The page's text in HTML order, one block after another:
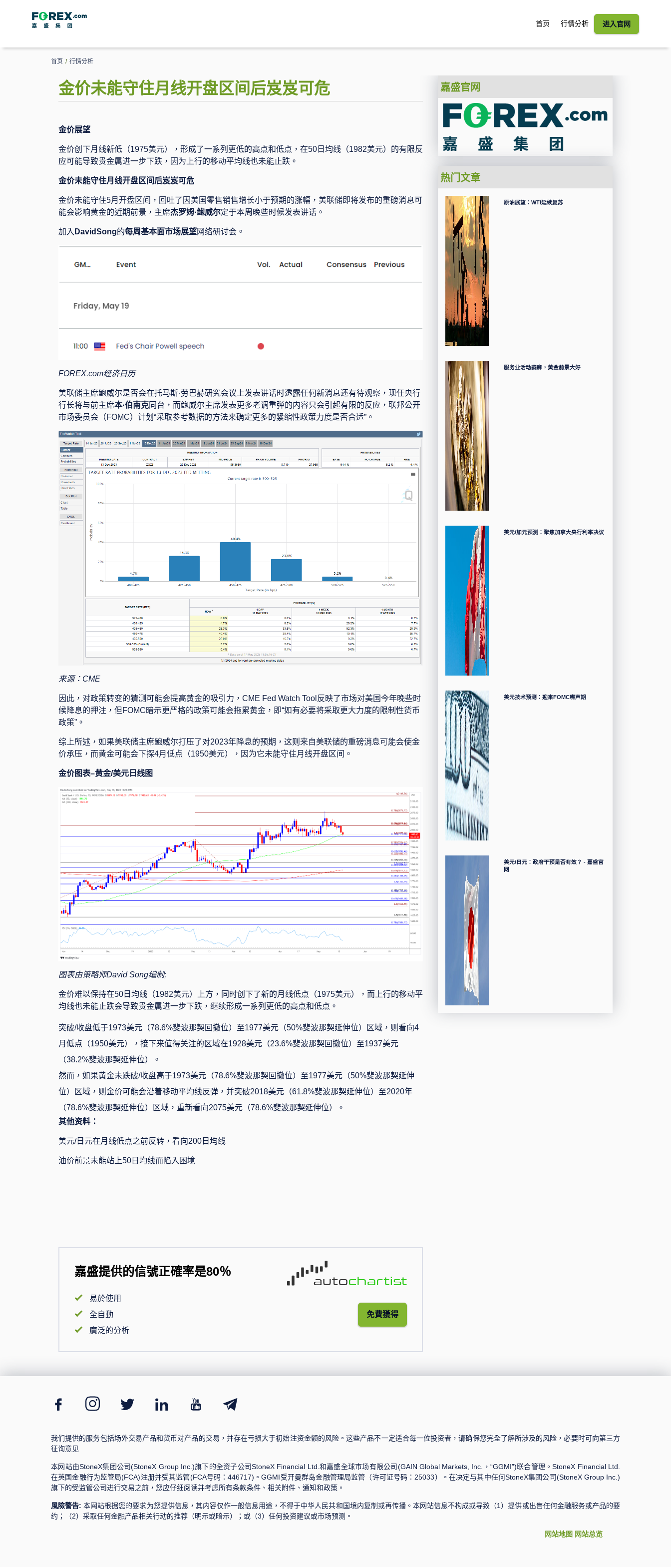
首页 行情分析 进入官网
首页 / 行情分析
金价未能守住月线开盘区间后岌岌可危
金价展望
金价创下月线新低（1975美元），形成了一系列更低的高点和低点，在50 日均线（1982美元）的有限反
应可能导致贵金属进一步下跌，因为上行的移动平均线也未能止跌。
金价未能守住月线开盘区间后岌岌可危
金价未能守住5月开盘区间，回吐了因美国零售销售增长小于预期的涨幅，美联储即将发布的重磅消息可
能会影响黄金的近期前景，主席杰罗姆·鲍威尔定于本周晚些时候发表讲话。
加入 DavidSong的每周基本面市场展望网络研讨会。
FOREX.com经济日历
美联储主席鲍威尔是否会在托马斯·劳巴赫研究会议上发表讲话时透露任何新消息还有待观察，现任央行
行长将与前主席本·伯南克同台 ， 而鲍威尔主席发表更多老调重弹的内容只会引起有限的反应，联邦公开
市场委员会（FOMC）计划 “采取参考数据的方法来确定更多的紧缩性政策力度是否合适” 。
来源： CME
因此，对政策转变的猜测可能会提高黄金的吸引力， CME Fed Watch Tool 反映了市场对美国今年晚些时
候降息的押注，但FOMC暗示更严格的政策可能会拖累黄金，即“如有必要将采取更大力度的限制性货币
政策”。
综上所述，如果美联储主席鲍威尔打压了对2023年降息的预期，这则来自美联储的重磅消息可能会使金
价承压，而黄金可能会下探4月低点（1950美元），因为它未能守住月线开盘区间。
金价图表–黄金/美元日线图
图表由策略师David Song编制;
金价难以保持在50 日均线（1982美元）上方，同时创下了新的月线低点（1975美元），而上行的移动平
均线也未能止跌会导致贵金属进一步下跌，继续形成一系列更低的高点和低点。
突破/收盘低于1973美元（78.6%斐波那契回撤位）至1977美元（50%斐波那契延伸位）区域，则看向4
月低点（1950美元），接下来值得关注的区域在1928美元（23.6%斐波那契回撤位）至1937美元
（38.2%斐波那契延伸位）。
然而，如果黄金未跌破/收盘高于1973美元（78.6%斐波那契回撤位）至1977美元（50%斐波那契延伸
位）区域，则金价可能会沿着移动平均线反弹，并突破2018美元（61.8%斐波那契延伸位）至2020年
（78.6%斐波那契延伸位）区域，重新看向2075美元（78.6%斐波那契延伸位）。
其他资料：
美元/日元在月线低点之前反转，看向200 日均线
油价前景未能站上50 日均线而陷入困境
嘉盛提供的信號正確率是80％
易於使用
全自動
廣泛的分析
免費獲得
嘉盛官网
热门文章
原油展望：WTI延续复苏
服务业活动萎靡，黄金前景大好
美元/加元预测：聚焦加拿大央行利率决议
美元技术预测：迎来FOMC噤声期
美元/日元：政府干预是否有效？ - 嘉盛官
网
我们提供的服务包括场外交易产品和货币对产品的交易，并存在亏损大于初始注资金额的风险。这些产品不一定适合每一位投资者，请确保您完全了解所涉及的风险，必要时可向第三方
征询意见
本网站由StoneX集团公司(StoneX Group Inc.)旗下的全资子公司StoneX Financial Ltd.和嘉盛全球市场有限公司(GAIN Global Markets, Inc.，“GGMI”)联合管理。StoneX Financial Ltd.
在英国金融行为监管局(FCA)注册并受其监管(FCA号码：446717)。GGMI受开曼群岛金融管理局监管（许可证号码：25033）。在决定与其中任何StoneX集团公司(StoneX Group Inc.)
旗下的受监管公司进行交易之前，您应仔细阅读并考虑所有条款条件、相关附件、通知和政策。
風險警告: 本网站根据您的要求为您提供信息，其内容仅作一般信息用途，不得于中华人民共和国境内复制或再传播。本网站信息不构成或导致（1）提供或出售任何金融服务或产品的要
约；（2）采取任何金融产品相关行动的推荐（明示或暗示）；或（3）任何投资建议或市场预测。
网站地图 网站总览